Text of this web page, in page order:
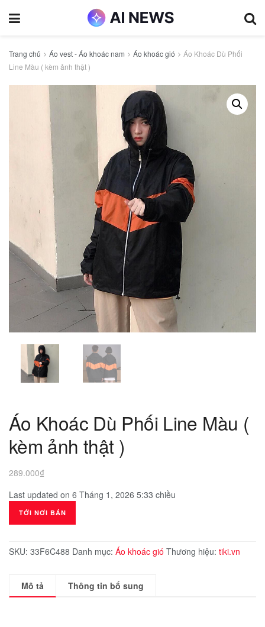
Trang chủ Áo vest - Áo khoác nam Áo khoác gió
Áo Khoác Dù Phối
Line Màu ( kèm ảnh thật )
Áo Khoác Dù Phối Line Màu (
kèm ảnh thật )
289.000₫
Last updated on 6 Tháng 1, 2026 5:33 chiều
TỚI NƠI BÁN
SKU: 33F6C488 Danh mục: Áo khoác gió Thương hiệu: tiki.vn
Mô tả Thông tin bổ sung